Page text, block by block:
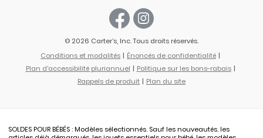
© 2026 Carter’s, Inc. Tous droits réservés.
Conditions et modalités
Énoncés de confidentialité
Plan d'accessibilité pluriannuel
Politique sur les bons-rabais
Rappels de produit
Plan du site
SOLDES POUR BÉBÉS : Modèles sélectionnés. Sauf les nouveautés. les